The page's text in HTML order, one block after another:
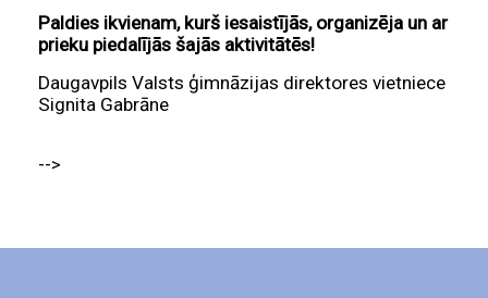
Paldies ikvienam, kurš iesaistījās, organizēja un ar
prieku piedalījās šajās aktivitātēs!
Daugavpils Valsts ģimnāzijas direktores vietniece
Signita Gabrāne
-->